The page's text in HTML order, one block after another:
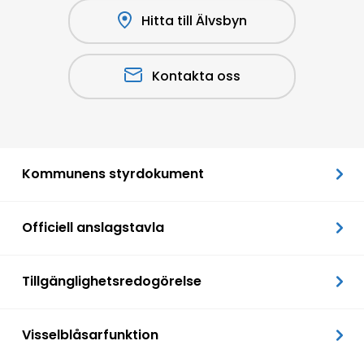
Hitta till Älvsbyn
Kontakta oss
Kommunens styrdokument
Officiell anslagstavla
Tillgänglighetsredogörelse
Visselblåsarfunktion